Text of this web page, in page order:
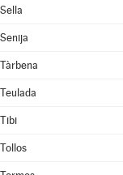
Sella
Senija
Tàrbena
Teulada
Tibi
Tollos